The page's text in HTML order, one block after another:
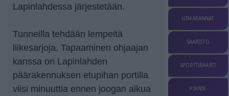
Lapinlahdessa järjestetään.
Tunneilla tehdään lempeitä
liikesarjoja. Tapaaminen ohjaajan
kanssa on Lapinlahden
päärakennuksen etupihan portilla
viisi minuuttia ennen joogan alkua
UIMARANNAT
SAARISTO
SPORTTIBAARIT
PIKNIK